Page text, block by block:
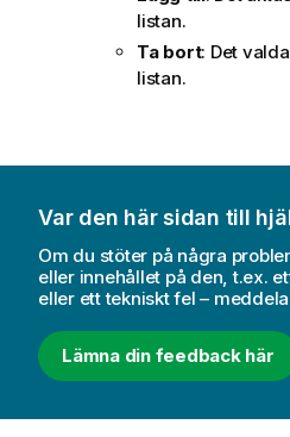
listan.
Ta bort: Det
listan.
Var den här sidan till
Om du stöter på några
eller innehållet på den, t.ex.
eller ett tekniskt fel –
Lämna din feedback här